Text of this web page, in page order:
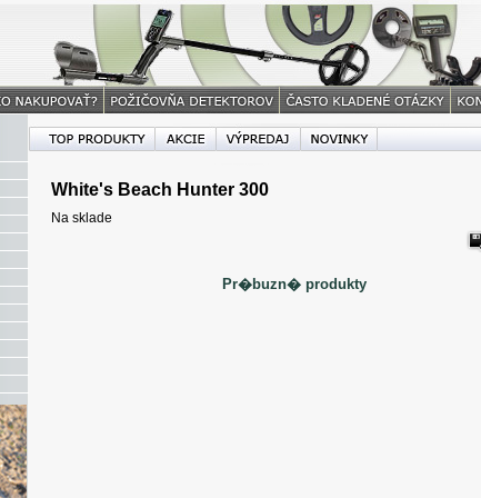
White's Beach Hunter 300
Na sklade
Pr�buzn� produkty